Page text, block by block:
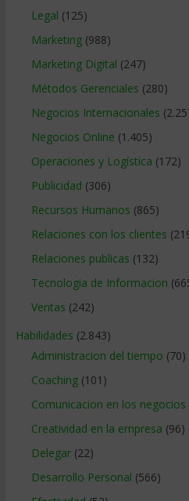
Legal (125)
Marketing(988)
Marketing Digital (247)
Métodos Gerenciales (280)
Negocios Internacionales
Negocios Online (1.405)
Operaciones y Logística (172)
Publicidad (306)
Recursos Humanos (865)
Relaciones con los clientes
Relaciones publicas (132)
Tecnologia de Informacion
Ventas (242)
Habilidades (2.843)
Administracion del tiempo (70)
Coaching(101)
Comunicacion en los negocios
Creatividad en la empresa (96)
Delegar(22)
Desarrollo Personal (566)